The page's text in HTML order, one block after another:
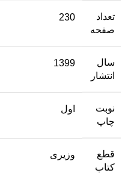
تعداد
صفحه
230
سال
انتشار
1399
نوبت
چاپ
اول
قطع
کتاب
وزیری